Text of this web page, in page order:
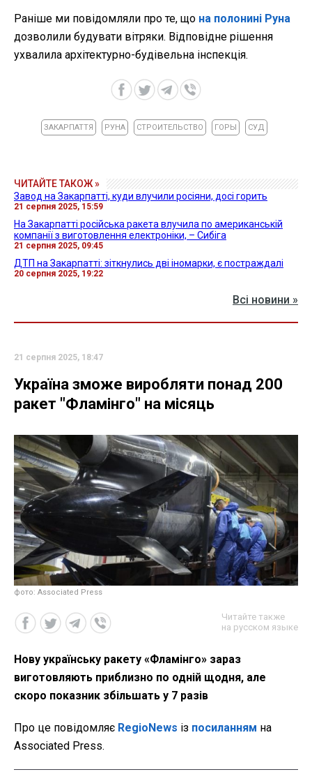
Раніше ми повідомляли про те, що на полонині Руна
дозволили будувати вітряки. Відповідне рішення
ухвалила архітектурно-будівельна інспекція.
ЗАКАРПАТТЯ РУНА СТРОИТЕЛЬСТВО ГОРЫ СУД
ЧИТАЙТЕ ТАКОЖ »
Завод на Закарпатті, куди влучили росіяни, досі горить
21 серпня 2025, 15:59
На Закарпатті російська ракета влучила по американській
компанії з виготовлення електроніки, – Сибіга
21 серпня 2025, 09:45
ДТП на Закарпатті: зіткнулись дві іномарки, є постраждалі
20 серпня 2025, 19:22
Всі новини »
21 серпня 2025, 18:47
Україна зможе виробляти понад 200
ракет "Фламінго" на місяць
фото: Associated Press
Читайте также
на русском языке
Нову українську ракету «Фламінго» зараз
виготовляють приблизно по одній щодня, але
скоро показник збільшать у 7 разів
Про це повідомляє RegioNews із посиланням на
Associated Press.